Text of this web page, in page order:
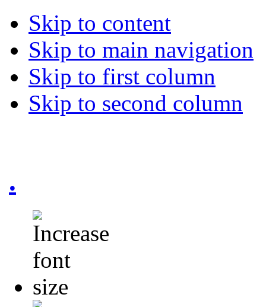
Skip to content
Skip to main navigation
Skip to first column
Skip to second column
.